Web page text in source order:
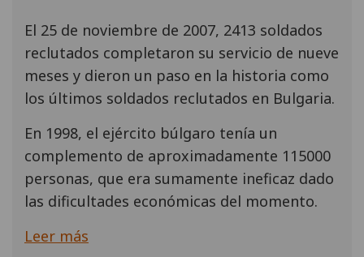
El 25 de noviembre de 2007, 2413 soldados
reclutados completaron su servicio de nueve
meses y dieron un paso en la historia como
los últimos soldados reclutados en Bulgaria.
En 1998, el ejército búlgaro tenía un
complemento de aproximadamente 115000
personas, que era sumamente ineficaz dado
las dificultades económicas del momento.
Leer más